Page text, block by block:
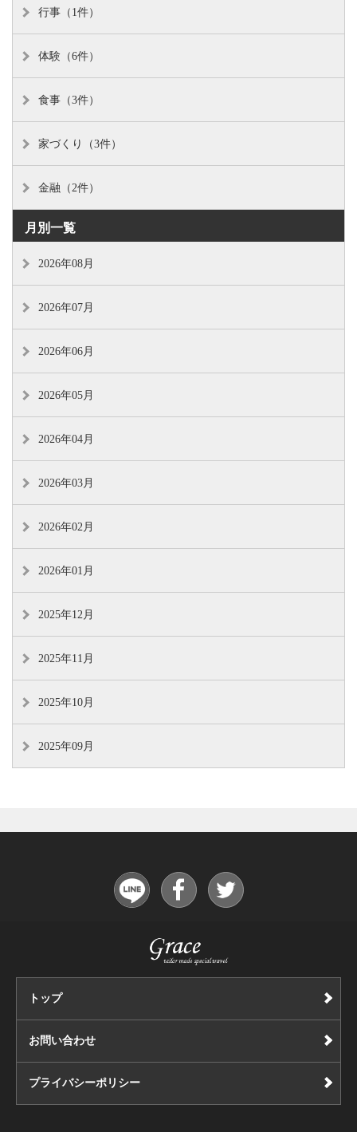
行事（1件）
体験（6件）
食事（3件）
家づくり（3件）
金融（2件）
月別一覧
2026年08月
2026年07月
2026年06月
2026年05月
2026年04月
2026年03月
2026年02月
2026年01月
2025年12月
2025年11月
2025年10月
2025年09月
トップ
お問い合わせ
プライバシーポリシー